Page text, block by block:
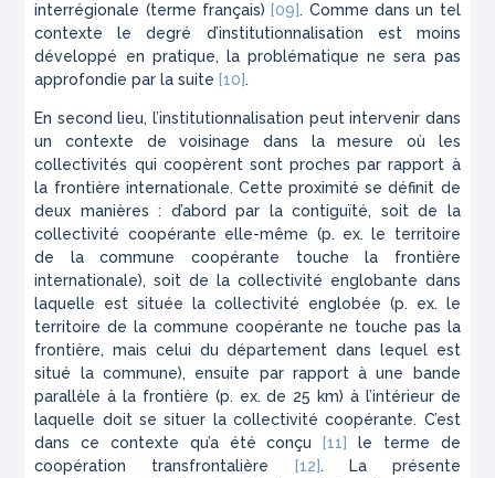
interrégionale (terme français) [09]. Comme dans un tel
contexte le degré d’institutionnalisation est moins
développé en pratique, la problématique ne sera pas
approfondie par la suite [10].
En second lieu, l’institutionnalisation peut intervenir dans
un contexte de voisinage dans la mesure où les
collectivités qui coopèrent sont proches par rapport à
la frontière internationale. Cette proximité se définit de
deux manières : d’abord par la contiguïté, soit de la
collectivité coopérante elle-même (p. ex. le territoire
de la commune coopérante touche la frontière
internationale), soit de la collectivité englobante dans
laquelle est située la collectivité englobée (p. ex. le
territoire de la commune coopérante ne touche pas la
frontière, mais celui du département dans lequel est
situé la commune), ensuite par rapport à une bande
parallèle à la frontière (p. ex. de 25 km) à l’intérieur de
laquelle doit se situer la collectivité coopérante. C’est
dans ce contexte qu’a été conçu
[11]
le terme de
coopération transfrontalière
[12]. La présente